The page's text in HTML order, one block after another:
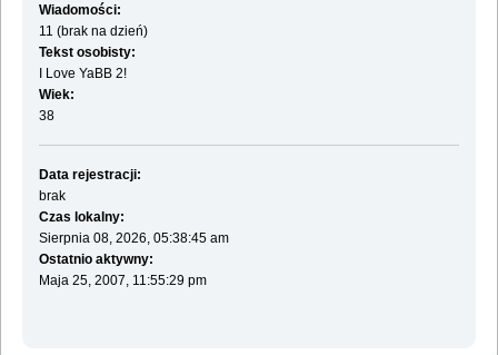
Wiadomości:
11 (brak na dzień)
Tekst osobisty:
I Love YaBB 2!
Wiek:
38
Data rejestracji:
brak
Czas lokalny:
Sierpnia 08, 2026, 05:38:45 am
Ostatnio aktywny:
Maja 25, 2007, 11:55:29 pm